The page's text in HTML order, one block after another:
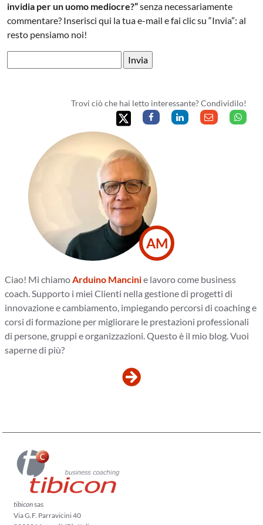
invidia per un uomo mediocre?”senza necessariamente
commentare? Inserisci qui la tua e-mail e fai clic su “Invia”: al
resto pensiamo noi!
Trovi ciò che hai letto interessante? Condividilo!
AM
Ciao! Mi chiamo Arduino Mancinie lavoro come business
coach. Supporto i miei Clienti nella gestione di progetti di
innovazione e cambiamento, impiegando percorsi di coaching e
corsi di formazione per migliorare le prestazioni professionali
di persone, gruppi e organizzazioni. Questo è il mio blog. Vuoi
saperne di più?
tibiconsas
Via G.F. Parravicini 40